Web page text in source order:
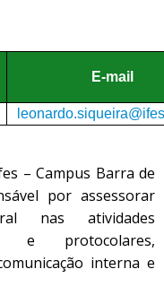
E-mail
– Campus Barra de
por assessorar
nas atividades
e protocolares,
interna e